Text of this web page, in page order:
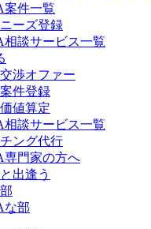
案件一覧
ーズ登録
談サービス一覧
渉オファー
件登録
値算定
談サービス一覧
ング代行
専門家の方へ
出逢う
な部